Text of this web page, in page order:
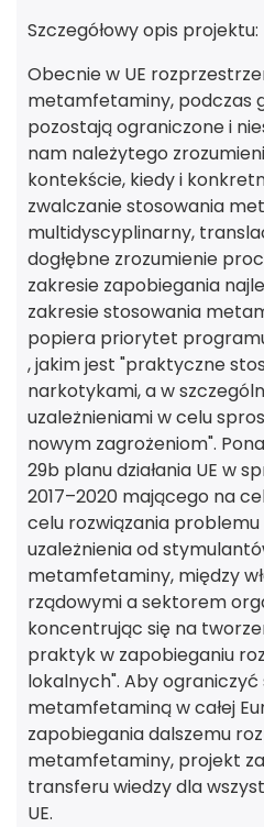
Szczegółowy opis projektu:
Obecnie w UE
metamfetaminy, podczas
pozostają ograniczone i
nam należytego
kontekście, kiedy i
zwalczanie stosowania
multidyscyplinarny,
dogłębne zrozumienie
zakresie zapobiegania
zakresie stosowania
popiera priorytet programu
, jakim jest "praktyczne
narkotykami, a w
uzależnieniami w celu
nowym zagrożeniom".
29b planu działania UE w
2017–2020 mającego na
celu rozwiązania
uzależnienia od
metamfetaminy, między
rządowymi a sektorem
koncentrując się na
praktyk w zapobieganiu
lokalnych". Aby ograniczyć
metamfetaminą w całej
zapobiegania dalszemu
metamfetaminy, projekt
transferu wiedzy dla
UE.